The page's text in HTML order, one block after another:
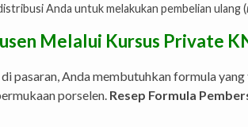
Anda untuk melakukan pembelian ulang (
Melalui Kursus Private
pasaran, Anda membutuhkan formula
porselen. Resep Formula